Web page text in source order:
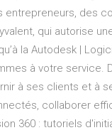
entrepreneurs, des
qui autorise
la Autodesk |
à votre service.
à ses clients et à
collaborer
360 : tutoriels